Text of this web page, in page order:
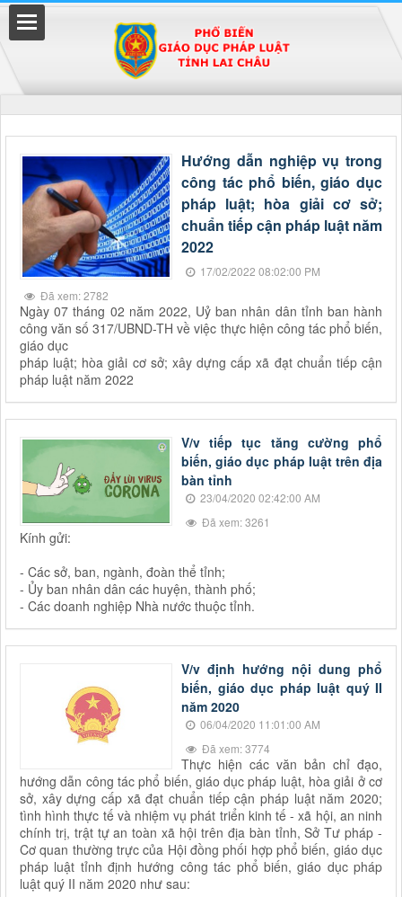
Hướng dẫn nghiệp vụ trong
công tác phổ biến, giáo dục
pháp luật; hòa giải cơ sở;
chuẩn tiếp cận pháp luật năm
2022
17/02/2022 08:02:00 PM
Đã xem: 2782
Ngày 07 tháng 02 năm 2022, Uỷ ban nhân dân tỉnh ban hành
công văn số 317/UBND-TH về việc thực hiện công tác phổ biến,
giáo dục
pháp luật; hòa giải cơ sở; xây dựng cấp xã đạt chuẩn tiếp cận
pháp luật năm 2022
V/v tiếp tục tăng cường phổ
biến, giáo dục pháp luật trên địa
bàn tỉnh
23/04/2020 02:42:00 AM
Đã xem: 3261
Kính gửi:
- Các sở, ban, ngành, đoàn thể tỉnh;
- Ủy ban nhân dân các huyện, thành phố;
- Các doanh nghiệp Nhà nước thuộc tỉnh.
V/v định hướng nội dung phổ
biến, giáo dục pháp luật quý II
năm 2020
06/04/2020 11:01:00 AM
Đã xem: 3774
Thực hiện các văn bản chỉ đạo,
hướng dẫn công tác phổ biến, giáo dục pháp luật, hòa giải ở cơ
sở, xây dựng cấp xã đạt chuẩn tiếp cận pháp luật năm 2020;
tình hình thực tế và nhiệm vụ phát triển kinh tế - xã hội, an ninh
chính trị, trật tự an toàn xã hội trên địa bàn tỉnh, Sở Tư pháp -
Cơ quan thường trực của Hội đồng phối hợp phổ biến, giáo dục
pháp luật tỉnh định hướng công tác phổ biến, giáo dục pháp
luật quý II năm 2020 như sau:
Đã kết nối EMC